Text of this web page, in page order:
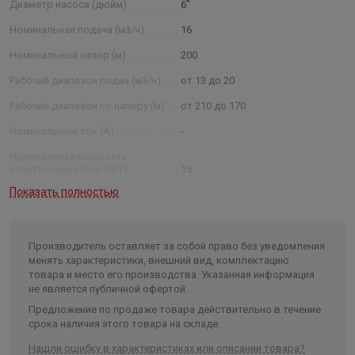
обозначения: 2ЭЦВ 8- 40-120 нрк; 2 –
модернизированный тип агрегата ЭЦВ —тип агрегата; 8
— условный диаметр насоса в дюймах ; 40 —
номинальная подача, м3 /ч: 120 —номинальный напор в
метрах водяного столба, нрк — нержавеющие рабочие
колеса, нро — нержавеющие рабочие органы (рабочие
Диаметр насоса (дюйм) 6"
Номинальная подача (м3/ч) 16
Номинальный напор (м) 200
Рабочий диапазон подач (м3/ч) от 13 до 20
Рабочий диапазон по напору (м) от 210 до 170
-
15
Условный диаметр насоса
Внутренний диаметр обсадной
трубы скважины не менее/не
более (мм)
150/200
Частота, (Гц) 50
Показать полностью
Производитель оставляет за собой право без уведомления
менять характеристики, внешний вид, комплектацию
товара и место его производства. Указанная информация
не является публичной офертой.
Предложение по продаже товара действительно в течение
срока наличия этого товара на складе.
Нашли ошибку в характеристиках или описании товара?